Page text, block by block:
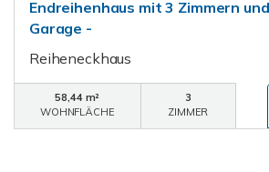
Endreihenhaus mit 3 Zimmern
Garage -
Reiheneckhaus
58,44 m²
WOHNFLÄCHE
3
ZIMMER